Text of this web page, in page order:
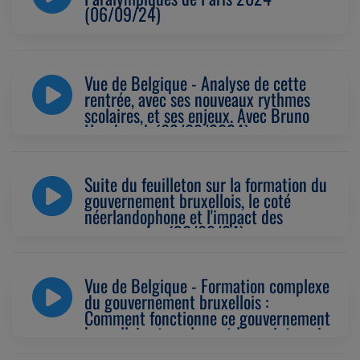
(06/09/24)
Vue de Belgique - Analyse de cette
rentrée, avec ses nouveaux rythmes
scolaires, et ses enjeux. Avec Bruno
Humbeeck (02/09/2024)
Suite du feuilleton sur la formation du
gouvernement bruxellois, le coté
néerlandophone et l'impact des
communales (30/08/24)
Vue de Belgique - Formation complexe
du gouvernement bruxellois :
Comment fonctionne ce gouvernement
bruxellois et quels sont les points qui